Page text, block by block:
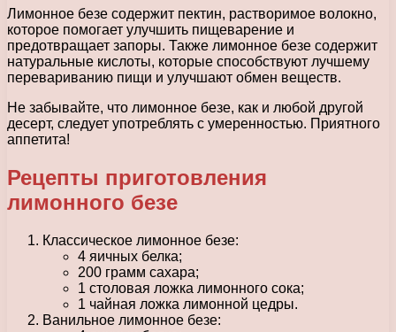
Лимонное безе содержит пектин, растворимое волокно,
которое помогает улучшить пищеварение и
предотвращает запоры. Также лимонное безе содержит
натуральные кислоты, которые способствуют лучшему
перевариванию пищи и улучшают обмен веществ.
Не забывайте, что лимонное безе, как и любой другой
десерт, следует употреблять с умеренностью. Приятного
аппетита!
Рецепты приготовления
лимонного безе
Классическое лимонное безе:
4 яичных белка;
200 грамм сахара;
1 столовая ложка лимонного сока;
1 чайная ложка лимонной цедры.
Ванильное лимонное безе: